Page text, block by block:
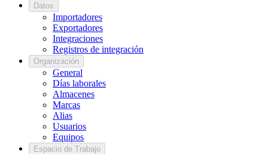
Datos
Importadores
Exportadores
Integraciones
Registros de integración
Organización
General
Días laborales
Almacenes
Marcas
Alias
Usuarios
Equipos
Espacio de Trabajo